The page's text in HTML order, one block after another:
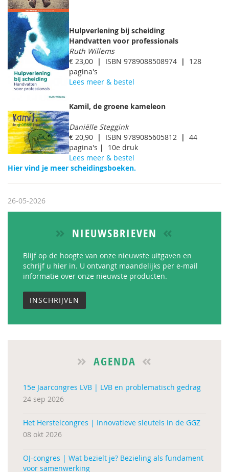
Hulpverlening bij scheiding
Handvatten voor professionals
Ruth Willems
€ 23,00 | ISBN 9789088508974 |
128
pagina's
Lees meer & bestel
Kamil, de groene kameleon
Daniëlle Steggink
€ 20,90 | ISBN 9789085605812 | 44
pagina's |
10e druk
Lees meer & bestel
Hier vind je meer scheidingsboeken.
26-05-2026
NIEUWSBRIEVEN
Blijf op de hoogte van onze nieuwste uitgaven en
schrijf u hier in. U ontvangt maandelijks per e-mail
informatie over onze nieuwste producten.
INSCHRIJVEN
AGENDA
15e Jaarcongres LVB | LVB en problematisch gedrag
24 sep 2026
Het Herstelcongres | Innovatieve sleutels in de GGZ
08 okt 2026
OJ-congres | Wat bezielt je? Bezieling als fundament
voor samenwerking